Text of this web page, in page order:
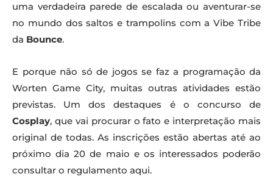
uma verdadeira parede de escalada ou aventurar-se
no mundo dos saltos e trampolins com a Vibe Tribe
da Bounce.
E porque não só de jogos se faz a programação da
Worten Game City, muitas outras atividades estão
previstas. Um dos destaques é o concurso de
Cosplay, que vai procurar o fato e interpretação mais
original de todas. As inscrições estão abertas até ao
próximo dia 20 de maio e os interessados poderão
consultar o regulamento aqui.